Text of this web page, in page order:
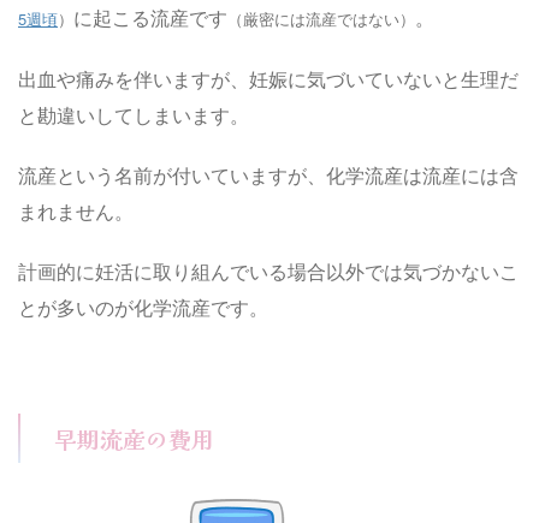
5週頃） に起こる流産です （厳密には流産ではない） 。
出血や痛みを伴いますが、妊娠に気づいていないと生理だ
と勘違いしてしまいます。
流産という名前が付いていますが、化学流産は流産には含
まれません。
計画的に妊活に取り組んでいる場合以外では気づかないこ
とが多いのが化学流産です。
早期流産の費用